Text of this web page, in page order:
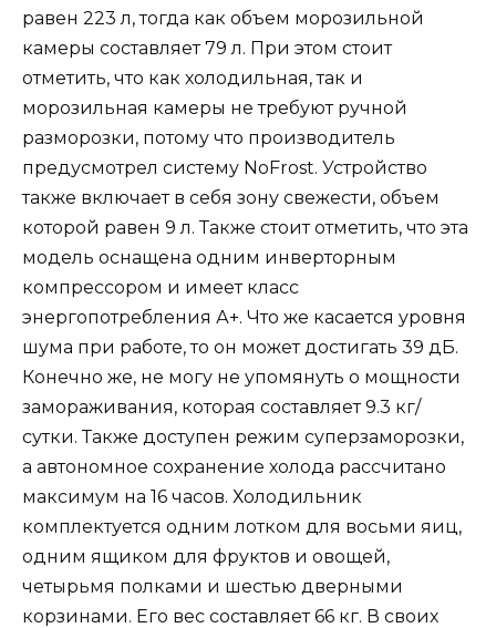
равен 223 л, тогда как объем морозильной
камеры составляет 79 л. При этом стоит
отметить, что как холодильная, так и
морозильная камеры не требуют ручной
разморозки, потому что производитель
предусмотрел систему NoFrost. Устройство
также включает в себя зону свежести, объем
которой равен 9 л. Также стоит отметить, что эта
модель оснащена одним инверторным
компрессором и имеет класс
энергопотребления А+. Что же касается уровня
шума при работе, то он может достигать 39 дБ.
Конечно же, не могу не упомянуть о мощности
замораживания, которая составляет 9.3 кг/
сутки. Также доступен режим суперзаморозки,
а автономное сохранение холода рассчитано
максимум на 16 часов. Холодильник
комплектуется одним лотком для восьми яиц,
одним ящиком для фруктов и овощей,
четырьмя полками и шестью дверными
корзинами. Его вес составляет 66 кг. В своих